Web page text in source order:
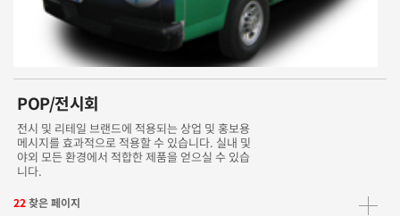
POP/전시회
전시 및 리테일 브랜드에 적용되는 상업 및 홍보용
메시지를 효과적으로 적용할 수 있습니다. 실내 및
야외 모든 환경에서 적합한 제품을 얻으실 수 있습
니다.
22찾은 페이지